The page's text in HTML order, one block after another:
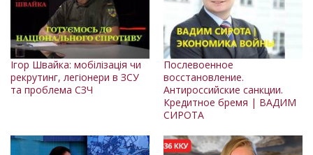
Ігор Швайка: мобілізація чи
рекрутинг, легіонери в ЗСУ
та проблема СЗЧ
Послевоенное
восстановление.
Антироссийские санкции.
Кредитное бремя | ВАДИМ
СИРОТА